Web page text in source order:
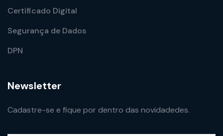
Certificado Digital
Segurança de Dados
DPN
Newsletter
Cadastre-se e fique por dentro das novidadedes.